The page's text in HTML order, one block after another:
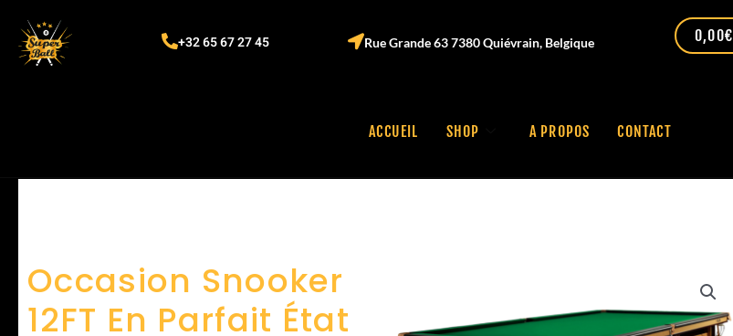
+32 65 67 27 45 Rue Grande 63 7380 Quiévrain, Belgique 0,00€
ACCUEIL SHOP A PROPOS CONTACT
Occasion Snooker
12FT En Parfait État